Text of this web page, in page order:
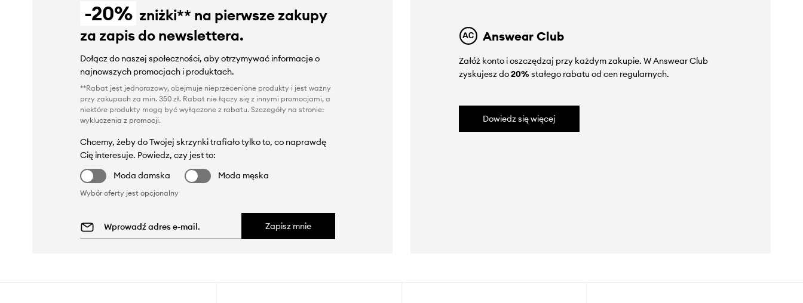
-20% zniżki** na pierwsze zakupy
za zapis do newslettera.
Dołącz do naszej społeczności, aby otrzymywać informacje o
najnowszych promocjach i produktach.
**Rabat jest jednorazowy, obejmuje nieprzecenione produkty i jest ważny
przy zakupach za min. 350 zł. Rabat nie łączy się z innymi promocjami, a
niektóre produkty mogą być wyłączone z rabatu. Szczegóły na stronie:
wykluczenia z promocji.
Chcemy, żeby do Twojej skrzynki trafiało tylko to, co naprawdę
Cię interesuje. Powiedz, czy jest to:
Moda damska
Moda męska
Wybór oferty jest opcjonalny
Zapisz mnie
Answear Club
Załóż konto i oszczędzaj przy każdym zakupie. W Answear Club
zyskujesz do20%stałego rabatu od cen regularnych.
Dowiedz się więcej